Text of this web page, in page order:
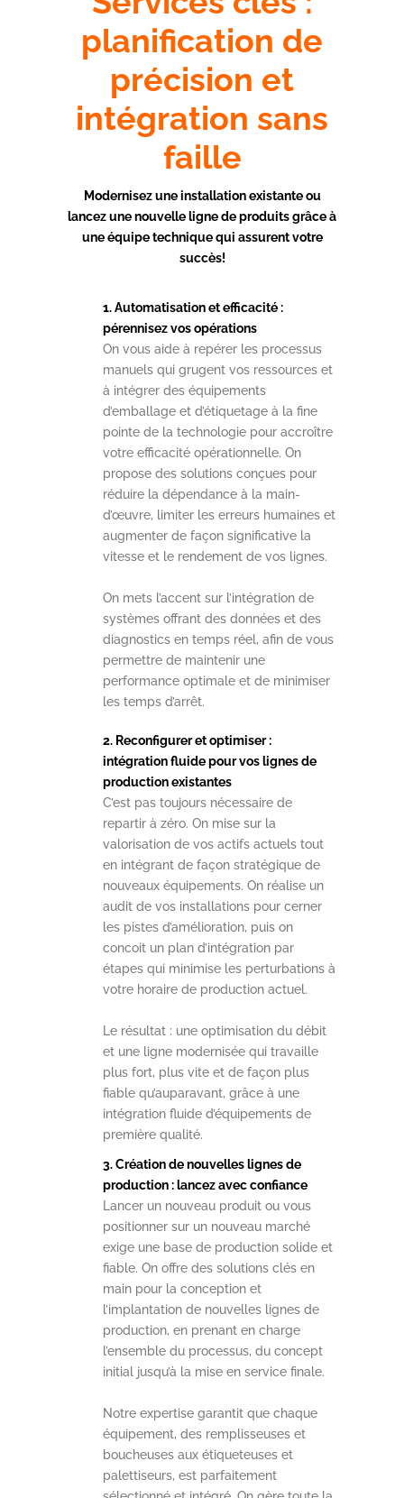
planification de
précision et
intégration sans
faille
Modernisez une installation existante ou
lancez une nouvelle ligne de produits grâce à
une équipe technique qui assurent votre
succès!
1. Automatisation et efficacité :
pérennisez vos opérations
On vous aide à repérer les processus
manuels qui grugent vos ressources et
à intégrer des équipements
d’emballage et d’étiquetage à la fine
pointe de la technologie pour accroître
votre efficacité opérationnelle. On
propose des solutions conçues pour
réduire la dépendance à la main-
d’œuvre, limiter les erreurs humaines et
augmenter de façon significative la
vitesse et le rendement de vos lignes.
On mets l’accent sur l’intégration de
systèmes offrant des données et des
diagnostics en temps réel, afin de vous
permettre de maintenir une
performance optimale et de minimiser
les temps d’arrêt.
2. Reconfigurer et optimiser :
intégration fluide pour vos lignes de
production existantes
C’est pas toujours nécessaire de
repartir à zéro. On mise sur la
valorisation de vos actifs actuels tout
en intégrant de façon stratégique de
nouveaux équipements. On réalise un
audit de vos installations pour cerner
les pistes d’amélioration, puis on
concoit un plan d’intégration par
étapes qui minimise les perturbations à
votre horaire de production actuel.
Le résultat : une optimisation du débit
et une ligne modernisée qui travaille
plus fort, plus vite et de façon plus
fiable qu’auparavant, grâce à une
intégration fluide d’équipements de
première qualité.
3. Création de nouvelles lignes de
production : lancez avec confiance
Lancer un nouveau produit ou vous
positionner sur un nouveau marché
exige une base de production solide et
fiable. On offre des solutions clés en
main pour la conception et
l’implantation de nouvelles lignes de
production, en prenant en charge
l’ensemble du processus, du concept
initial jusqu’à la mise en service finale.
Notre expertise garantit que chaque
équipement, des remplisseuses et
boucheuses aux étiqueteuses et
palettiseurs, est parfaitement